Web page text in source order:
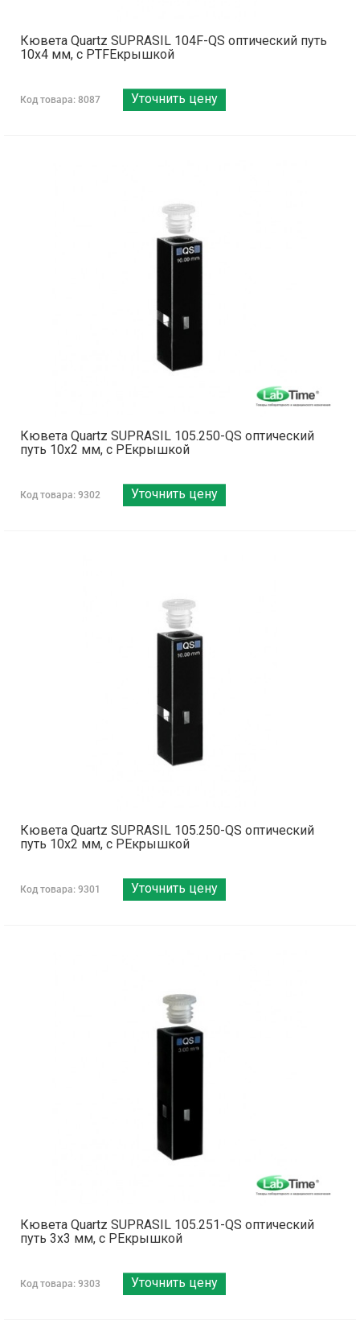
Кювета Quartz SUPRASIL 104F-QS оптический путь
10х4 мм, с PTFEкрышкой
Код товара: 8087 Уточнить цену
Кювета Quartz SUPRASIL 105.250-QS оптический
путь 10х2 мм, с PEкрышкой
Код товара: 9302 Уточнить цену
Кювета Quartz SUPRASIL 105.250-QS оптический
путь 10х2 мм, с PEкрышкой
Код товара: 9301 Уточнить цену
Кювета Quartz SUPRASIL 105.251-QS оптический
путь 3х3 мм, с PEкрышкой
Код товара: 9303 Уточнить цену